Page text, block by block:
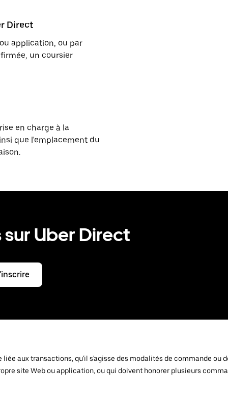
Direct
application, ou par
un coursier
en charge à la
que l'emplacement du
sur Uber Direct
aux transactions, qu'il s'agisse des modalités de commande ou
site Web ou application, ou qui doivent honorer plusieurs